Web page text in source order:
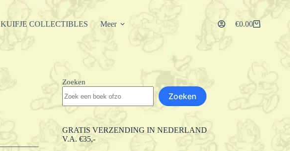
KUIFJE COLLECTIBLES Meer Winkelwagen
€0.00
Zoeken
Zoeken
GRATIS VERZENDING IN NEDERLAND
V.A. €35,-